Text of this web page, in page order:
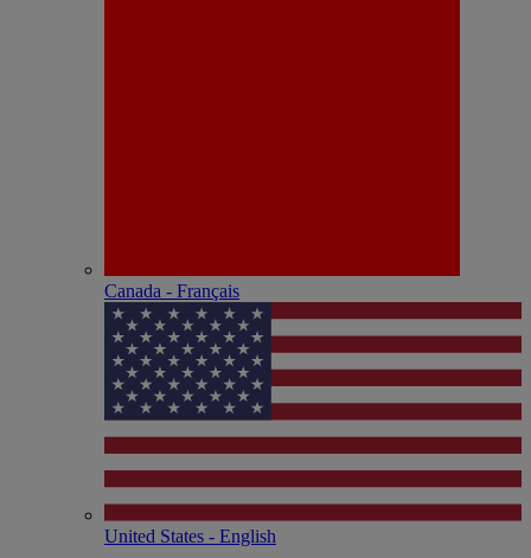
Canada - Français
United States - English